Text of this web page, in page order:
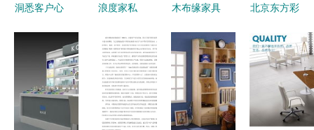
洞悉客户心
具销售秘籍
浪度家私
悦享生活每
一度
木布缘家具
加盟前景深
度解析
北京东方彩
公司办公沙
发产品概览
及家具销售
服务